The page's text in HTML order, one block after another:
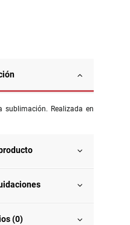
sublimación. Realizada en
(0)